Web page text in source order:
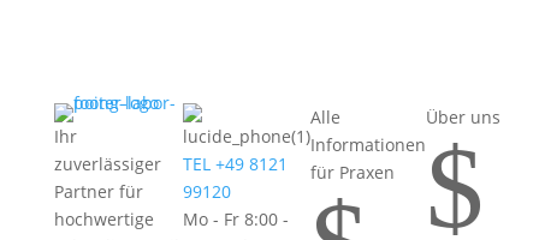
Ihr
zuverlässiger
Partner für
hochwertige
TEL +49 8121
99120
Mo - Fr 8:00 -
Alle
Informationen
für Praxen
Über uns
$